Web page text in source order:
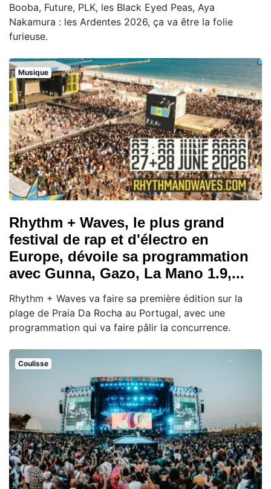
Booba, Future, PLK, les Black Eyed Peas, Aya
Nakamura : les Ardentes 2026, ça va être la folie
furieuse.
Musique
Rhythm + Waves, le plus grand
festival de rap et d'électro en
Europe, dévoile sa programmation
avec Gunna, Gazo, La Mano 1.9,...
Rhythm + Waves va faire sa première édition sur la
plage de Praia Da Rocha au Portugal, avec une
programmation qui va faire pâlir la concurrence.
Coulisse